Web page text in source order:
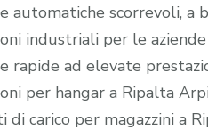
automatiche scorrevoli,
industriali per le
rapide ad elevate
per hangar a Ripalta
di carico per magazzini a